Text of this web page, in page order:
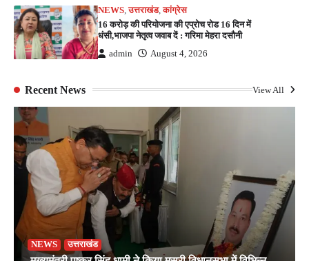
NEWS ,उत्तराखंड,कांग्रेस
16 करोड़ की परियोजना की एप्रोच रोड 16 दिन में
धंसी,भाजपा नेतृत्व जवाब दें : गरिमा मेहरा दसौनी
admin August 4, 2026
Recent News View All
NEWS उत्तराखंड